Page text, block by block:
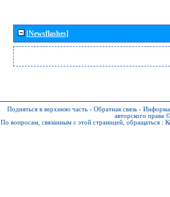
[Newsflashes]
Подняться в верхнюю часть - Обратная связь -
авторского
По вопросам, связанным с этой страницей, обращаться :